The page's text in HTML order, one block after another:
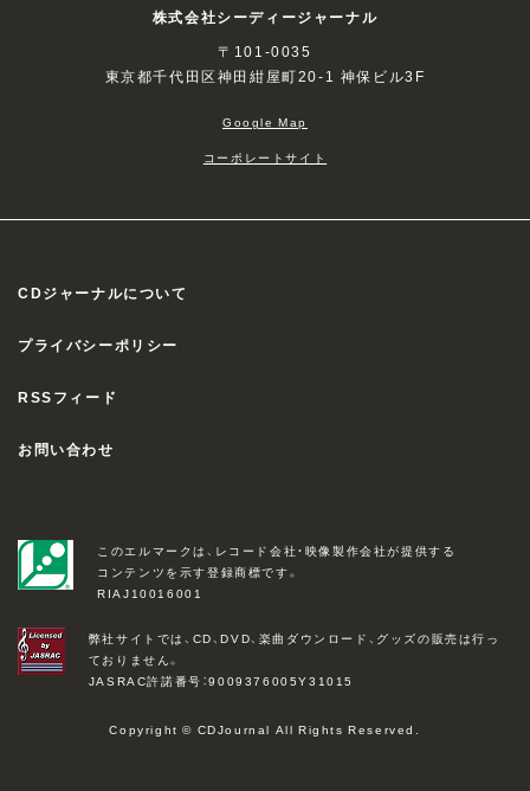
株式会社シーディージャーナル
〒101-0035
東京都千代田区神田紺屋町20-1 神保ビル3F
Google Map
コーポレートサイト
CDジャーナルについて
プライバシーポリシー
RSSフィード
お問い合わせ
このエルマークは、レコード会社・映像製作会社が提供する
コンテンツを示す登録商標です。
RIAJ10016001
弊社サイトでは、CD、DVD、楽曲ダウンロード、グッズの販売は行っ
ておりません。
JASRAC許諾番号：9009376005Y31015
Copyright © CDJournal All Rights Reserved.